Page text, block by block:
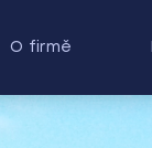
O firmě